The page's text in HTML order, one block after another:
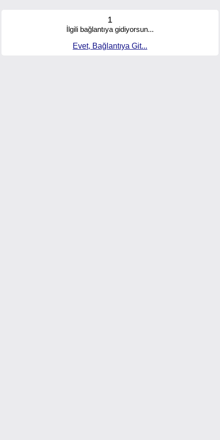
1
İlgili bağlantıya gidiyorsun...
Evet, Bağlantıya Git...